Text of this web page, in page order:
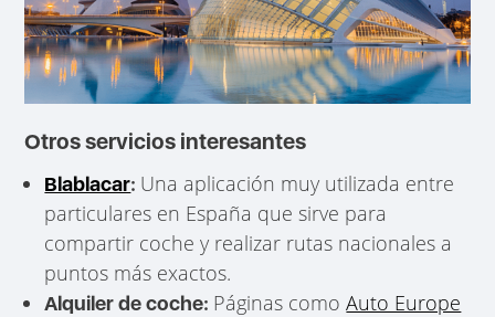
Otros servicios interesantes
Blablacar: Una aplicación muy utilizada entre
particulares en España que sirve para
compartir coche y realizar rutas nacionales a
puntos más exactos.
Alquiler de coche: Páginas comoAuto Europe